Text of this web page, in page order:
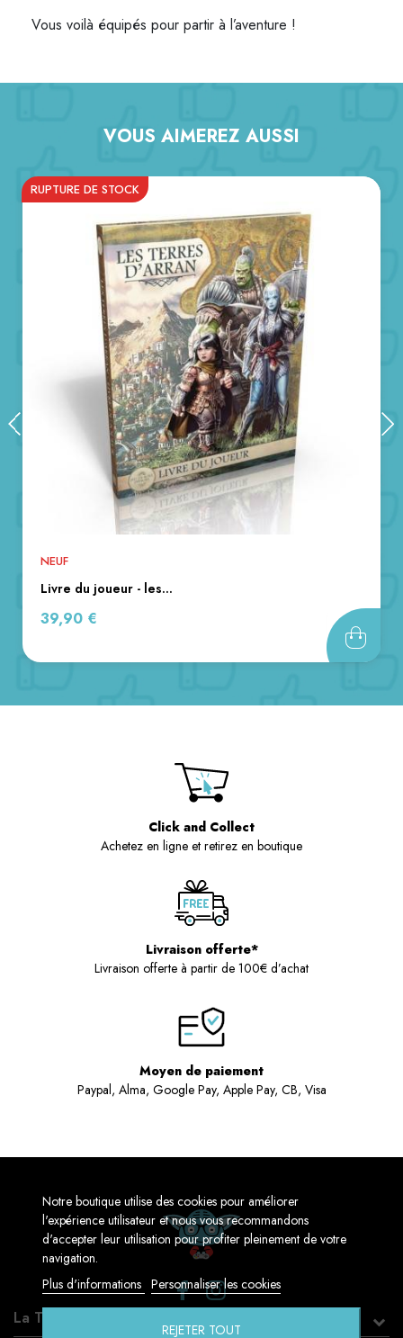
Vous voilà équipés pour partir à l’aventure !
VOUS AIMEREZ AUSSI
NEUF
livre du joueur - les...
Prix
39,90 €
RUPTURE DE STOCK
Click and Collect
Achetez en ligne et retirez en boutique
Livraison offerte*
Livraison offerte à partir de 100€ d’achat
Moyen de paiement
Paypal, Alma, Google Pay, Apple Pay, CB, Visa
La Touche Geek
Notre boutique utilise des cookies pour améliorer
l'expérience utilisateur et nous vous recommandons
d'accepter leur utilisation pour profiter pleinement de votre
navigation.
Plus d'informations Personnaliser les cookies
REJETER TOUT